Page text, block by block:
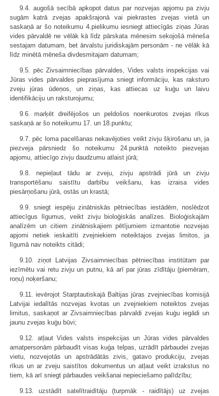
9.4. augošā secībā apkopot datus par nozvejas apjomu pa zivju
sugām katrā zvejas apakšrajonā vai piekrastes zvejas vietā un
saskaņā ar šo noteikumu 4.pielikumu iesniegt attiecīgās ziņas Jūras
vides pārvaldē ne vēlāk kā līdz pārskata mēnesim sekojošā mēneša
sestajam datumam, bet ārvalstu juridiskajām personām - ne vēlāk kā
līdz minētā mēneša divdesmitajam datumam;
9.5. pēc Zivsaimniecības pārvaldes, Vides valsts inspekcijas vai
Jūras vides pārvaldes pieprasījuma sniegt informāciju, kas raksturo
zveju jūras ūdeņos, un ziņas, kas attiecas uz kuģu un laivu
identifikāciju un raksturojumu;
9.6. marķēt dreifējošos un peldošos noenkurotos zvejas rīkus
saskaņā ar šo noteikumu 17. un 18.punktu;
9.7. pēc loma pacelšanas nekavējoties veikt zivju šķirošanu un, ja
piezveja pārsniedz šo noteikumu 24.punktā noteikto piezvejas
apjomu, attiecīgo zivju daudzumu atlaist jūrā;
9.8. nepieļaut tādu ar zveju, zivju apstrādi jūrā un zivju
transportēšanu saistītu darbību veikšanu, kas izraisa vides
piesārņošanu jūrā, ostās un krastā;
9.9. sniegt iespēju zinātniskās pētniecības iestādēm, noslēdzot
attiecīgus līgumus, veikt zivju bioloģiskās analīzes. Bioloģiskajām
analīzēm un citiem zinātniskajiem pētījumiem izmantotie nozvejas
apjomi netiek ieskaitīti zvejniekiem noteiktajos zvejas limitos, ja
līgumā nav noteikts citādi;
9.10. ziņot Latvijas Zivsaimniecības pētniecības institūtam par
iezīmētu vai retu zivju un putnu, kā arī par jūras zīdītāju (piemēram,
roņu) noķeršanu;
9.11. ievērojot Starptautiskajā Baltijas jūras zvejniecības komisijā
Latvijai iedalītās nozvejas kvotas un zvejniekiem noteiktos zvejas
limitus, saskaņot ar Zivsaimniecības pārvaldi zvejas kuģu iegādi un
jaunu zvejas kuģu būvi;
9.12. atļaut Vides valsts inspekcijas un Jūras vides pārvaldes
amatpersonām pārbaudīt visas kuģa telpas, uzrādīt pārbaudei zvejas
vietu, nozvejotās un apstrādātās zivis, gatavo produkciju, zvejas
rīkus un ar zveju saistītos dokumentus un atļaut veikt izrakstus no
tiem, kā arī sniegt pārbaudes veikšanai nepieciešamo palīdzību;
9.13. uzstādīt satelītraidītāju (turpmāk - raidītājs) uz zvejas